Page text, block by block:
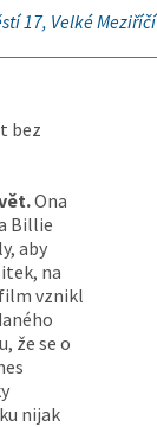
17, Velké Meziříčí
bez
Ona
Billie
aby
na
vznikl
že se o
nijak